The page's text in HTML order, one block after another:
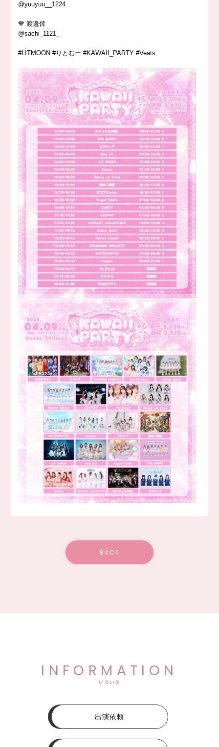
@yuuyuu__1224
💙 渡邉倖
@sachi_1121_
#LITMOON #りとむー #KAWAII_PARTY #Veats
BACK
INFORMATION
いろいろ
出演依頼